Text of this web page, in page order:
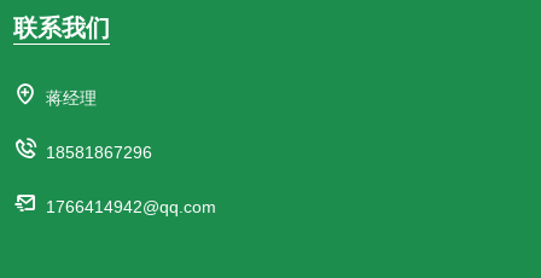
联系我们
蒋经理
18581867296
1766414942@qq.com